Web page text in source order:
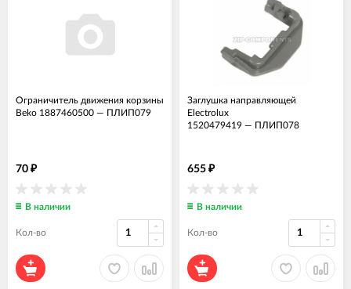
Ограничитель движения корзины
Beko 1887460500 — ПЛИП079
70 ₽
В наличии
Кол-во
Заглушка направляющей
Electrolux
1520479419 — ПЛИП078
655 ₽
В наличии
Кол-во